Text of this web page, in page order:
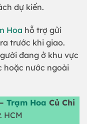
dự kiến.
Hoa hỗ trợ gửi
trước khi giao.
đang ở khu vực
hoặc nước ngoài
Trạm Hoa Củ Chi
HCM